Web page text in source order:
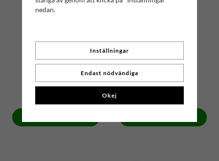
Sidenkuddar, 100g Chun Mei | No. 66
nedan.
Inställningar
Endast nödvändiga
Okej